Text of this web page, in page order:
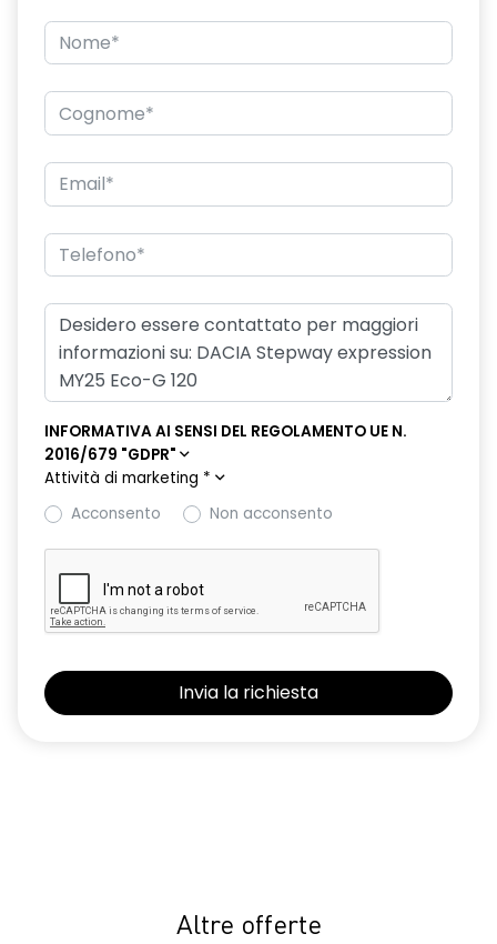
INFORMATIVA AI SENSI DEL REGOLAMENTO UE N.
2016/679 "GDPR"
Attività di marketing *
Acconsento
Non acconsento
Altre offerte